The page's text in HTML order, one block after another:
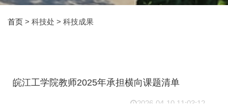
首页 > 科技处 > 科技成果
皖江工学院教师2025年承担横向课题清单
2026-04-10 11:03:12